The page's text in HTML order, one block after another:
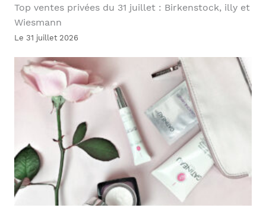
Top ventes privées du 31 juillet : Birkenstock, illy et
Wiesmann
Le 31 juillet 2026